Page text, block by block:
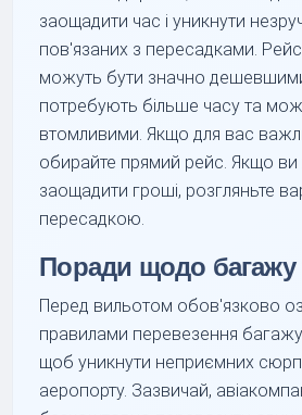
заощадити час і уникнути
пов'язаних з пересадками.
можуть бути значно
потребують більше часу та
втомливими. Якщо для вас
обирайте прямий рейс. Якщо ви
заощадити гроші, розгляньте
пересадкою.
Поради щодо багажу
Перед вильотом обов'язково
правилами перевезення багажу
щоб уникнути неприємних
аеропорту. Зазвичай,